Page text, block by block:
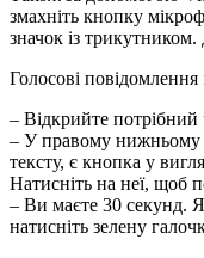
змахніть кнопку
значок із трикутником.
Голосові
– Відкрийте потрібний
– У правому нижньому
тексту, є кнопка у
Натисніть на неї, щоб
– Ви маєте 30 секунд.
натисніть зелену